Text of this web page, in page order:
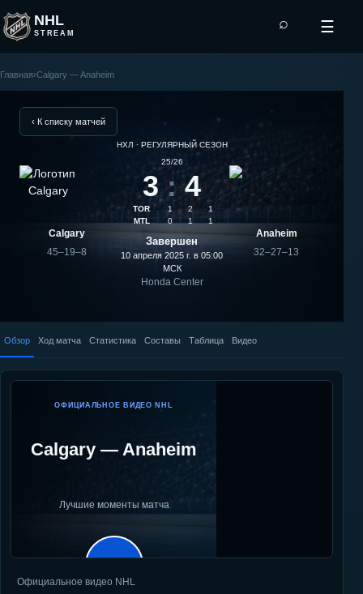
NHL
STREAM
⌕ ☰
Anaheim
результат
Главная›Calgary — Anaheim
‹ К списку матчей
Calgary
45–19–8
НХЛ · РЕГУЛЯРНЫЙ СЕЗОН
25/26
3 : 4
TOR 1 2
1
MTL
0 1 1
Завершен
10 апреля 2025 г. в 05:00
МСК
Honda Center
Anaheim
32–27–13
Обзор Ход матча Статистика Составы Таблица Видео
ОФИЦИАЛЬНОЕ ВИДЕО NHL
Calgary — Anaheim
Лучшие моменты матча
▶
Официальное видео NHL